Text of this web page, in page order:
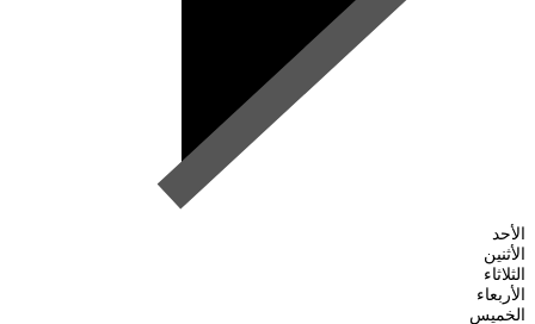
الأحد
الأثنين
الثلاثاء
الأربعاء
الخميس